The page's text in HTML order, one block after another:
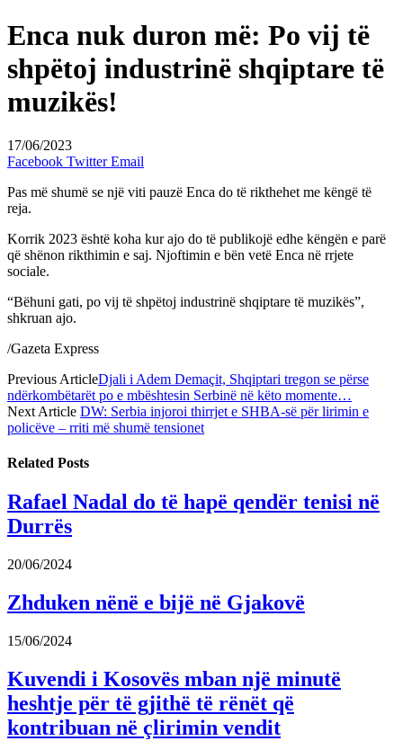
Enca nuk duron më: Po vij të
shpëtoj industrinë shqiptare të
muzikës!
17/06/2023
Facebook Twitter Email
Pas më shumë se një viti pauzë Enca do të rikthehet me këngë të
reja.
Korrik 2023 është koha kur ajo do të publikojë edhe këngën e parë
që shënon rikthimin e saj. Njoftimin e bën vetë Enca në rrjete
sociale.
“Bëhuni gati, po vij të shpëtoj industrinë shqiptare të muzikës”,
shkruan ajo.
/Gazeta Express
Previous ArticleDjali i Adem Demaçit, Shqiptari tregon se përse
ndërkombëtarët po e mbështesin Serbinë në këto momente…
Next Article DW: Serbia injoroi thirrjet e SHBA-së për lirimin e
policëve – rriti më shumë tensionet
Related Posts
Rafael Nadal do të hapë qendër tenisi në
Durrës
20/06/2024
Zhduken nënë e bijë në Gjakovë
15/06/2024
Kuvendi i Kosovës mban një minutë
heshtje për të gjithë të rënët që
kontribuan në çlirimin vendit